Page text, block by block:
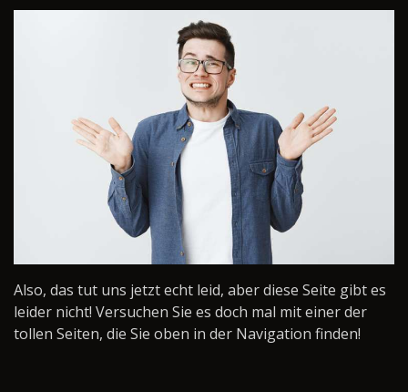
Also, das tut uns jetzt echt leid, aber diese Seite gibt es
leider nicht! Versuchen Sie es doch mal mit einer der
tollen Seiten, die Sie oben in der Navigation finden!